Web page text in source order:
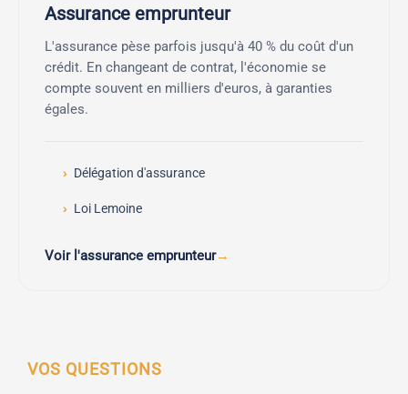
Assurance emprunteur
L'assurance pèse parfois jusqu'à 40 % du coût d'un
crédit. En changeant de contrat, l'économie se
compte souvent en milliers d'euros, à garanties
égales.
Délégation d'assurance
Loi Lemoine
Voir l'assurance emprunteur
VOS QUESTIONS